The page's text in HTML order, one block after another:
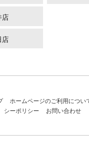
店
店
ホームページのご利用につい
シーポリシー
お問い合わせ